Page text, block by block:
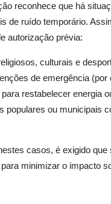
reconhece que há
de ruído temporário.
autorização prévia:
culturais e
de emergência (por
restabelecer energia
populares ou municipais
casos, é exigido que
minimizar o impacto